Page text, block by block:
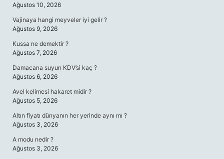
Ağustos 10, 2026
Vajinaya hangi meyveler iyi gelir ?
Ağustos 9, 2026
Kussa ne demektir ?
Ağustos 7, 2026
Damacana suyun KDV’si kaç ?
Ağustos 6, 2026
Avel kelimesi hakaret midir ?
Ağustos 5, 2026
Altın fiyatı dünyanın her yerinde aynı mı ?
Ağustos 3, 2026
A modu nedir ?
Ağustos 3, 2026